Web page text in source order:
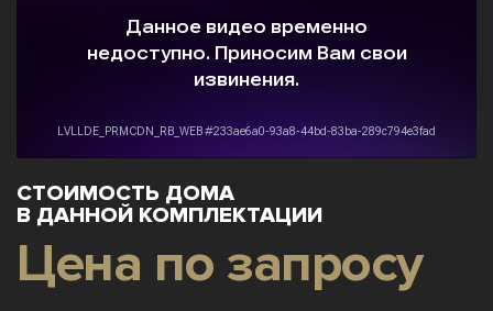
СТОИМОСТЬ ДОМА
В ДАННОЙ КОМПЛЕКТАЦИИ
Цена по запросу